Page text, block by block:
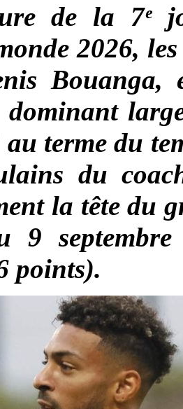
de la 7ᵉ
2026,
Bouanga,
terme du
du
la tête du
9
points).